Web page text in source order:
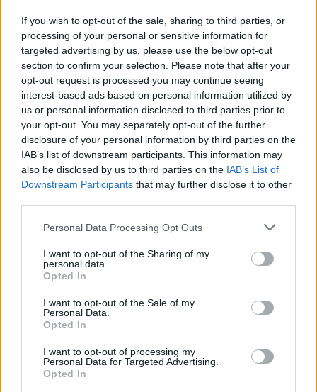
If you wish to opt-out of the sale, sharing to third parties, or
processing of your personal or sensitive information for
targeted advertising by us, please use the below opt-out
section to confirm your selection. Please note that after your
opt-out request is processed you may continue seeing
interest-based ads based on personal information utilized by
us or personal information disclosed to third parties prior to
your opt-out. You may separately opt-out of the further
disclosure of your personal information by third parties on the
IAB’s list of downstream participants. This information may
also be disclosed by us to third parties on the IAB’s List of
Downstream Participants that may further disclose it to other
Please note that this website/app uses one or more Google
not limited to your visit or usage behaviour. You may click to
grant or deny consent to Google and its third-party tags to
use your data for below specified purposes in below Google
consent section.
Personal Data Processing Opt Outs
I want to opt-out of the Sharing of my
personal data.
Opted In
I want to opt-out of the Sale of my
Personal Data.
Opted In
I want to opt-out of processing my
Personal Data for Targeted Advertising.
Opted In
in redazione la precisione di chi colleziona
vecchi campionari.